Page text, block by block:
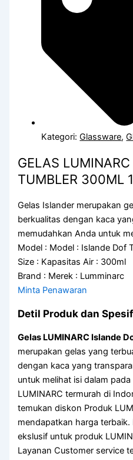
Kategori: Glassware,
GELAS
TUMBLER 300ML
Gelas Islander merupakan
berkualitas dengan kaca
memudahkan Anda untuk
Model : Model : Islande Dof
Size : Kapasitas Air : 300ml
Brand : Merek : Lumminarc
Minta Penawaran
Detil Produk dan
Gelas LUMINARC Islande
merupakan gelas yang
dengan kaca yang
untuk melihat isi dalam
LUMINARC termurah di
temukan diskon Produk
mendapatkan harga
ekslusif untuk produk
Layanan Customer service